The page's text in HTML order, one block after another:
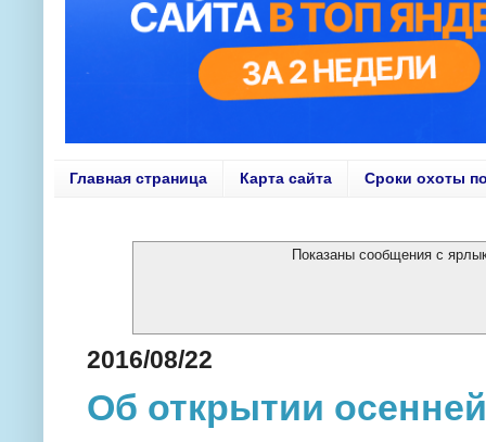
Главная страница Карта сайта Сроки охоты
Показаны сообщения с
2016/08/22
Об открытии